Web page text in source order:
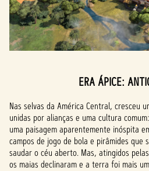
ERA ÁPICE:
Nas selvas da América Central, cresceu
unidas por alianças e uma cultura
uma paisagem aparentemente inóspita
campos de jogo de bola e pirâmides que
saudar o céu aberto. Mas, atingidos
os maias declinaram e a terra foi mais